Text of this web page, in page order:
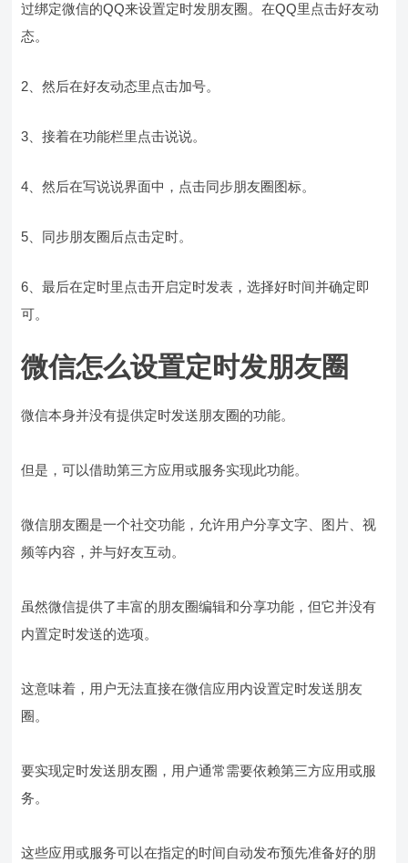
过绑定微信的QQ来设置定时发朋友圈。在QQ里点击好友动
态。
2、然后在好友动态里点击加号。
3、接着在功能栏里点击说说。
4、然后在写说说界面中，点击同步朋友圈图标。
5、同步朋友圈后点击定时。
6、最后在定时里点击开启定时发表，选择好时间并确定即
可。
微信怎么设置定时发朋友圈
微信本身并没有提供定时发送朋友圈的功能。
但是，可以借助第三方应用或服务实现此功能。
微信朋友圈是一个社交功能，允许用户分享文字、图片、视
频等内容，并与好友互动。
虽然微信提供了丰富的朋友圈编辑和分享功能，但它并没有
内置定时发送的选项。
这意味着，用户无法直接在微信应用内设置定时发送朋友
圈。
要实现定时发送朋友圈，用户通常需要依赖第三方应用或服
务。
这些应用或服务可以在指定的时间自动发布预先准备好的朋